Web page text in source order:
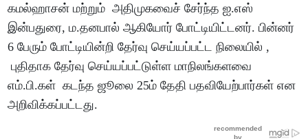
கமல்ஹாசன் மற்றும் அதிமுகவைச் சேர்ந்த ஐ.எஸ்
இன்பதுரை, ம.தனபால் ஆகியோர் போட்டியிட்டனர். பின்னர்
6 பேரும் போட்டியின்றி தேர்வு செய்யப்பட்ட நிலையில் ,
புதிதாக தேர்வு செய்யப்பட்டுள்ள மாநிலங்களவை
எம்.பி.கள் கடந்த ஜூலை 25ம் தேதி பதவியேற்பார்கள் என
அறிவிக்கப்பட்டது.